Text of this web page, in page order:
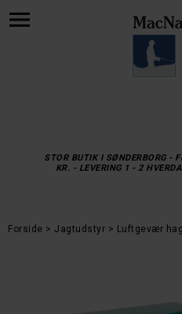
STOR BUTIK I SØNDERBORG -
KR. - LEVERING 1 - 2
Forside Jagtudstyr Luftgevær hagl